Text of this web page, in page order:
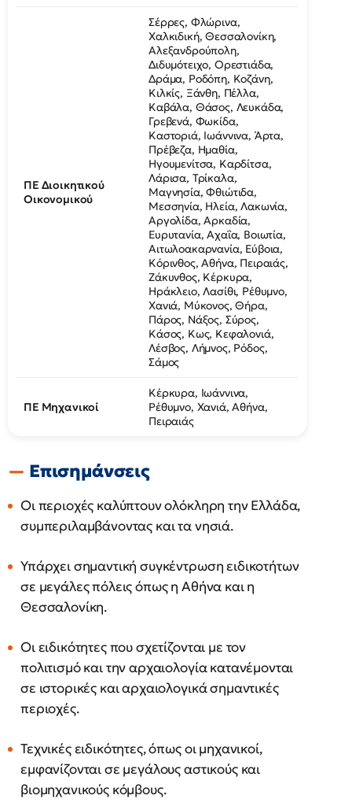
ΠΕ Διοικητικού
Οικονομικού
Σέρρες, Φλώρινα,
Χαλκιδική, Θεσσαλονίκη,
Αλεξανδρούπολη,
Διδυμότειχο, Ορεστιάδα,
Δράμα, Ροδόπη, Κοζάνη,
Κιλκίς, Ξάνθη, Πέλλα,
Καβάλα, Θάσος, Λευκάδα,
Γρεβενά, Φωκίδα,
Καστοριά, Ιωάννινα, Άρτα,
Πρέβεζα, Ημαθία,
Ηγουμενίτσα, Καρδίτσα,
Λάρισα, Τρίκαλα,
Μαγνησία, Φθιώτιδα,
Μεσσηνία, Ηλεία, Λακωνία,
Αργολίδα, Αρκαδία,
Ευρυτανία, Αχαΐα, Βοιωτία,
Αιτωλοακαρνανία, Εύβοια,
Κόρινθος, Αθήνα, Πειραιάς,
Ζάκυνθος, Κέρκυρα,
Ηράκλειο, Λασίθι, Ρέθυμνο,
Χανιά, Μύκονος, Θήρα,
Πάρος, Νάξος, Σύρος,
Κάσος, Κως, Κεφαλονιά,
Λέσβος, Λήμνος, Ρόδος,
Σάμος
ΠΕ Μηχανικοί
Κέρκυρα, Ιωάννινα,
Ρέθυμνο, Χανιά, Αθήνα,
Πειραιάς
Επισημάνσεις
Οι περιοχές καλύπτουν ολόκληρη την Ελλάδα,
συμπεριλαμβάνοντας και τα νησιά.
Υπάρχει σημαντική συγκέντρωση ειδικοτήτων
σε μεγάλες πόλεις όπως η Αθήνα και η
Θεσσαλονίκη.
Οι ειδικότητες που σχετίζονται με τον
πολιτισμό και την αρχαιολογία κατανέμονται
σε ιστορικές και αρχαιολογικά σημαντικές
περιοχές.
Τεχνικές ειδικότητες, όπως οι μηχανικοί,
εμφανίζονται σε μεγάλους αστικούς και
βιομηχανικούς κόμβους.